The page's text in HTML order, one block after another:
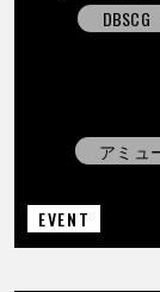
DBSCG
アミュ
EVENT